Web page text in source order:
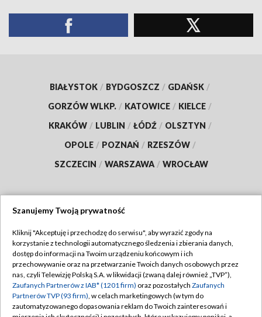
BIAŁYSTOK / BYDGOSZCZ / GDAŃSK /
GORZÓW WLKP. / KATOWICE / KIELCE /
KRAKÓW / LUBLIN / ŁÓDŹ / OLSZTYN /
OPOLE / POZNAŃ / RZESZÓW /
SZCZECIN / WARSZAWA / WROCŁAW
TVP
Abonament TVP
Emisja w TVP
Centrum informacji TVP
Regulamin TVP
Polityka prywatności
Moje zgody
Szanujemy Twoją prywatność
Kliknij "Akceptuję i przechodzę do serwisu", aby wyrazić zgody na
korzystanie z technologii automatycznego śledzenia i zbierania danych,
dostęp do informacji na Twoim urządzeniu końcowym i ich
przechowywanie oraz na przetwarzanie Twoich danych osobowych przez
nas, czyli Telewizję Polską S.A. w likwidacji (zwaną dalej również „TVP”),
Zaufanych Partnerów z IAB* (1201 firm) oraz pozostałych Zaufanych
Partnerów TVP (93 firm), w celach marketingowych (w tym do
zautomatyzowanego dopasowania reklam do Twoich zainteresowań i